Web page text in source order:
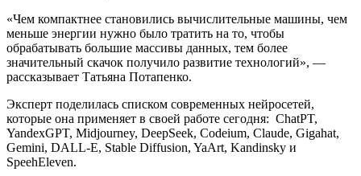
«Чем компактнее становились вычислительные машины, чем
меньше энергии нужно было тратить на то, чтобы
обрабатывать большие массивы данных, тем более
значительный скачок получило развитие технологий», —
рассказывает Татьяна Потапенко.
Эксперт поделилась списком современных нейросетей,
которые она применяет в своей работе сегодня: ChatPT,
YandexGPT, Midjourney, DeepSeek, Codeium, Claude, Gigahat,
Gemini, DALL-E, Stable Diffusion, YaArt, Kandinsky и
SpeehEleven.